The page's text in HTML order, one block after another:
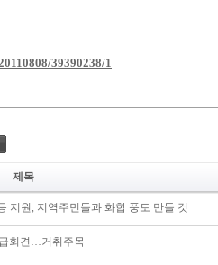
제목
지원, 지역주민들과 화합 풍토 만들 것
회견…거취주목